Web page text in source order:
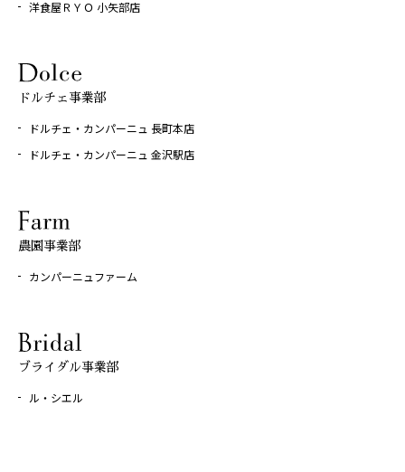
洋食屋ＲＹＯ 小矢部店
ドルチェ事業部
ドルチェ・カンパーニュ 長町本店
ドルチェ・カンパーニュ 金沢駅店
農園事業部
カンパーニュファーム
ブライダル事業部
ル・シエル